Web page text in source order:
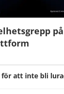
för att inte bli